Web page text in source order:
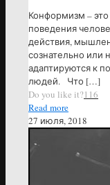
Конформизм –
поведения
действия,
сознательно или
адаптируются к
людей. Что […]
Do you like it?116
Read more
27 июля, 2018